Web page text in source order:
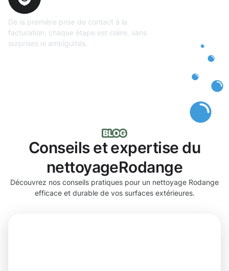
De la première prise de contact à la
facturation, chaque étape est claire, sans
surprises ni ambiguïtés.
Conseils et expertise du
nettoyageRodange
Découvrez nos conseils pratiques pour un nettoyage Rodange
efficace et durable de vos surfaces extérieures.